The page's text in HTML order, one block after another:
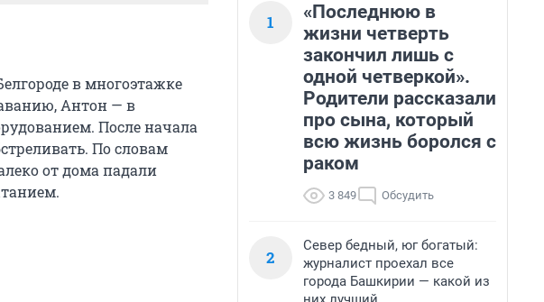
в многоэтажке
Антон — в
После начала
По словам
от дома падали
1
«Последнюю в
жизни четверть
закончил лишь с
одной четверкой».
Родители рассказали
про сына, который
всю жизнь боролся с
раком
3 849 Обсудить
2
Север бедный, юг богатый:
журналист проехал все
города Башкирии — какой из